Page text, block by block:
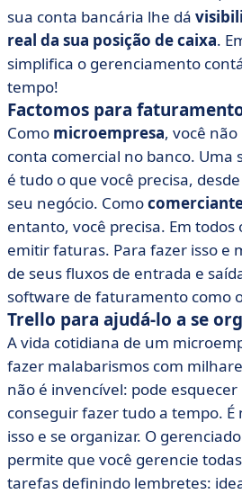
sua conta bancária lhe dá
real da sua posição de caixa.
simplifica o gerenciamento
tempo!
Factomos para
Como microempresa, você
conta comercial no banco. Uma
é tudo o que você precisa,
seu negócio. Como
entanto, você precisa. Em todos
emitir faturas. Para fazer isso e
de seus fluxos de entrada e
software de faturamento como
Trello para ajudá-lo a se
A vida cotidiana de um
fazer malabarismos com
não é invencível: pode
conseguir fazer tudo a tempo.
isso e se organizar. O
permite que você gerencie
tarefas definindo lembretes: